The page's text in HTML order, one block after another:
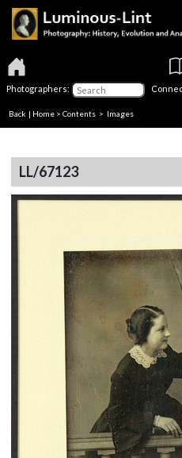
Photographers:
Back | Home > Contents > Images
LL/67123